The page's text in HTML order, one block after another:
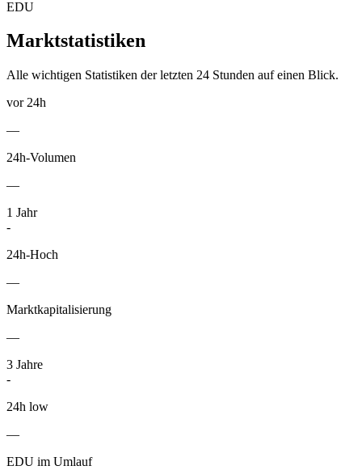
EDU
Marktstatistiken
Alle wichtigen Statistiken der letzten 24 Stunden auf einen Blick.
vor 24h
—
24h-Volumen
—
1 Jahr
-
24h-Hoch
—
Marktkapitalisierung
—
3 Jahre
-
24h low
—
EDU im Umlauf